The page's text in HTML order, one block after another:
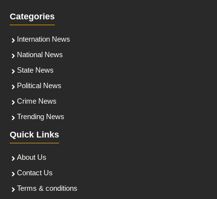
Categories
Internation News
National News
State News
Political News
Crime News
Trending News
Quick Links
About Us
Contact Us
Terms & conditions